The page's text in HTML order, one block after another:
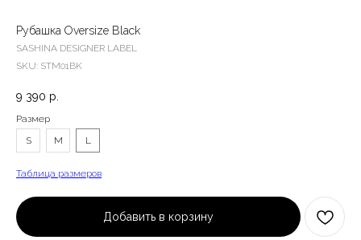
Рубашка Oversize Black
SASHINA DESIGNER LABEL
SKU: STM01BK
9 390 р.
Размер
S
M L
Таблица размеров
Добавить в корзину